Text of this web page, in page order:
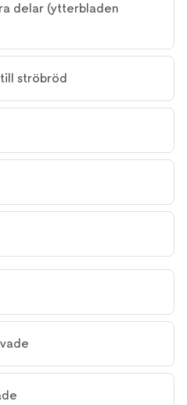
delar (ytterbladen
ströbröd